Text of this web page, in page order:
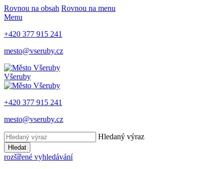
Rovnou na obsah Rovnou na menu
Menu
+420 377 915 241
mesto@vseruby.cz
Všeruby
+420 377 915 241
mesto@vseruby.cz
Hledaný výraz
Hledat
rozšířené vyhledávání